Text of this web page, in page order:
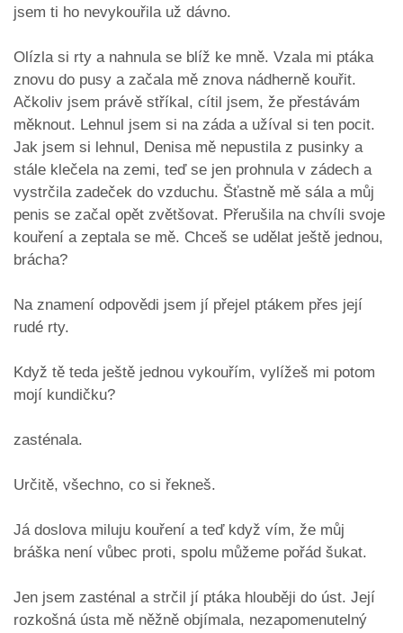
jsem ti ho nevykouřila už dávno.
Olízla si rty a nahnula se blíž ke mně. Vzala mi ptáka
znovu do pusy a začala mě znova nádherně kouřit.
Ačkoliv jsem právě stříkal, cítil jsem, že přestávám
měknout. Lehnul jsem si na záda a užíval si ten pocit.
Jak jsem si lehnul, Denisa mě nepustila z pusinky a
stále klečela na zemi, teď se jen prohnula v zádech a
vystrčila zadeček do vzduchu. Šťastně mě sála a můj
penis se začal opět zvětšovat. Přerušila na chvíli svoje
kouření a zeptala se mě. Chceš se udělat ještě jednou,
brácha?
Na znamení odpovědi jsem jí přejel ptákem přes její
rudé rty.
Když tě teda ještě jednou vykouřím, vylížeš mi potom
mojí kundičku?
zasténala.
Určitě, všechno, co si řekneš.
Já doslova miluju kouření a teď když vím, že můj
bráška není vůbec proti, spolu můžeme pořád šukat.
Jen jsem zasténal a strčil jí ptáka hlouběji do úst. Její
rozkošná ústa mě něžně objímala, nezapomenutelný